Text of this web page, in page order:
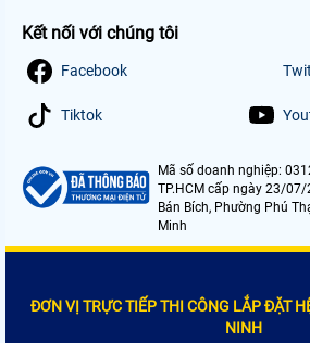
Kết nối với chúng tôi
Facebook
Tiktok
Mã số doanh nghiệp:
TP.HCM cấp ngày 23/
Bán Bích, Phường Phú
Minh
ĐƠN VỊ TRỰC TIẾP THI CÔNG LẮP ĐẶT
NINH